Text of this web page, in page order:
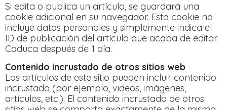
Si edita o publica un artículo, se guardará una
cookie adicional en su navegador. Esta cookie no
incluye datos personales y simplemente indica el
ID de publicación del artículo que acaba de editar.
Caduca después de 1 día.
Contenido incrustado de otros sitios web
Los artículos de este sitio pueden incluir contenido
incrustado (por ejemplo, videos, imágenes,
artículos, etc.). El contenido incrustado de otros